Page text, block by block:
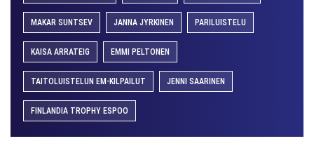
MAKAR SUNTSEV JANNA JYRKINEN PARILUISTELU
KAISA ARRATEIG EMMI PELTONEN
TAITOLUISTELUN EM-KILPAILUT JENNI SAARINEN
FINLANDIA TROPHY ESPOO